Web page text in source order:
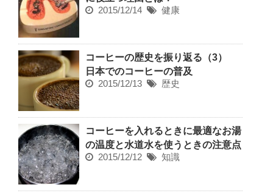
2015/12/14
健康
コーヒーの歴史を振り返る（3）
日本でのコーヒーの普及
2015/12/13
歴史
コーヒーを入れるときに最適なお湯
の温度と水道水を使うときの注意点
2015/12/12
知識